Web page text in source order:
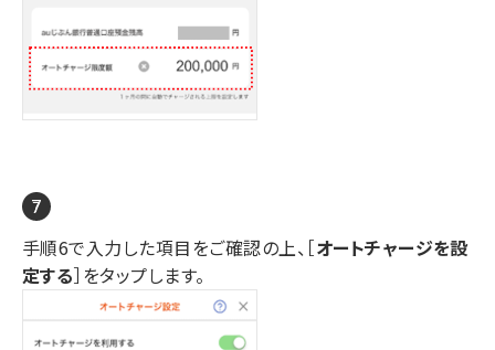
手順6で入力した項目をご確認の上、［オートチャージを設
定する］をタップします。